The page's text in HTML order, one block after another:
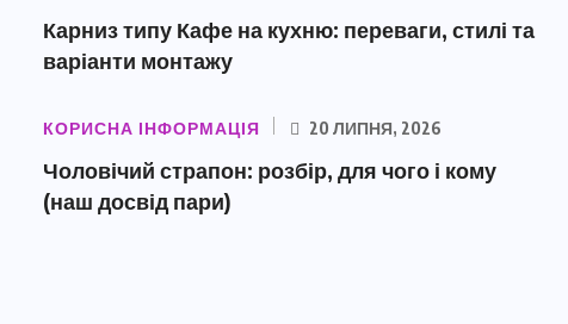
Карниз типу Кафе на кухню: переваги, стилі та
варіанти монтажу
КОРИСНА ІНФОРМАЦІЯ 20 ЛИПНЯ, 2026
Чоловічий страпон: розбір, для чого і кому
(наш досвід пари)